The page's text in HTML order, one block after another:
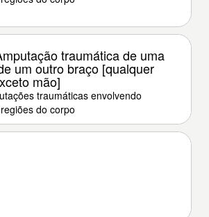
traumática de uma
um outro braço [qualquer
mão]
traumáticas envolvendo
do corpo